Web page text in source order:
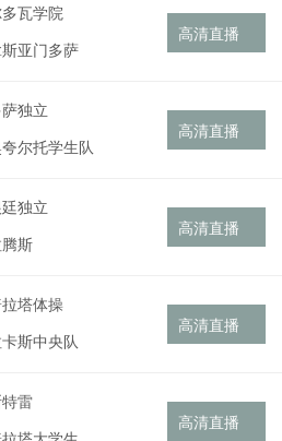
瓦学院
亚门多萨
高清直播
独立
尔托学生队
高清直播
独立
斯
高清直播
塔体操
斯中央队
高清直播
雷
高清直播